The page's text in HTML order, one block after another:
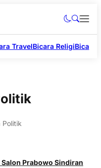
TravelBicara ReligiBicara
Politik
Prabowo Sindiran